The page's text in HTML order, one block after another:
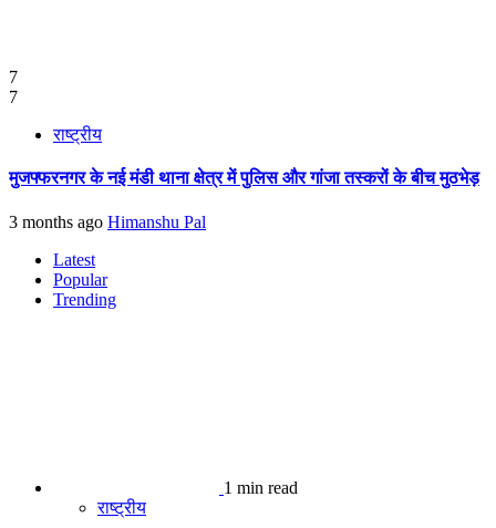
7
7
राष्ट्रीय
मुजफ्फरनगर के नई मंडी थाना क्षेत्र में पुलिस और गांजा तस्करों के बीच मुठभेड़
3 months ago Himanshu Pal
Latest
Popular
Trending
1 min read
राष्ट्रीय